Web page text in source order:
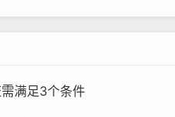
。
满足3个条件